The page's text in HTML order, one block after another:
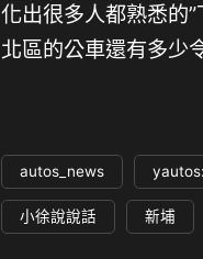
化出很多人都熟悉的
北區的公車還有多少
autos_news
小徐說說話 新埔